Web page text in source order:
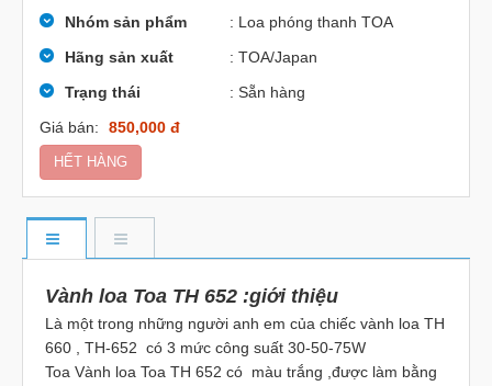
Nhóm sản phẩm
: Loa phóng thanh TOA
Hãng sản xuất
: TOA/Japan
Trạng thái
: Sẵn hàng
Giá bán:
850,000 đ
HẾT HÀNG
Vành loa Toa TH 652 :giới thiệu
Là một trong những người anh em của chiếc vành loa TH
660 , TH-652 có 3 mức công suất 30-50-75W
Toa Vành loa Toa TH 652 có màu trắng ,được làm bằng